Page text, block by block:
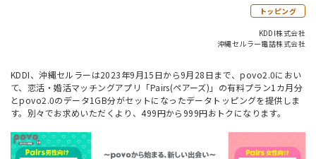
トッピング
KDDI株式会社
沖縄セルラー電話株式会社
KDDI、沖縄セルラーは2023年9月15日から9月28日まで、povo2.0におい
て、恋活・婚活マッチングアプリ「Pairs(ペアーズ)」の有料プラン1カ月分
とpovo2.0のデータ1GB分がセットになったデータトッピングを提供しま
す。別々でお求めいただくより、499円から999円おトクになります。